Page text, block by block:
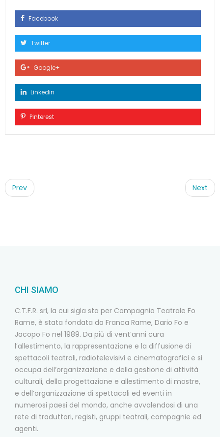
Facebook
Twitter
Google+
Linkedin
Pinterest
Post
navigation
Prev Next
CHI SIAMO
C.T.F.R. srl, la cui sigla sta per Compagnia Teatrale Fo
Rame, è stata fondata da Franca Rame, Dario Fo e
Jacopo Fo nel 1989. Da più di vent’anni cura
l’allestimento, la rappresentazione e la diffusione di
spettacoli teatrali, radiotelevisivi e cinematografici e si
occupa dell’organizzazione e della gestione di attività
culturali, della progettazione e allestimento di mostre,
e dell’organizzazione di spettacoli ed eventi in
numerosi paesi del mondo, anche avvalendosi di una
rete di traduttori, registi, gruppi teatrali, compagnie ed
agenti.